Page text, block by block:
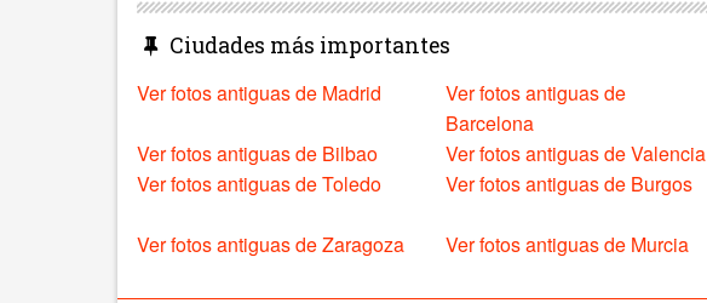
Ciudades más importantes
Ver fotos antiguas de Madrid
Ver fotos antiguas de
Barcelona
Ver fotos antiguas de Bilbao Ver fotos antiguas de Valencia
Ver fotos antiguas de Toledo
Ver fotos antiguas de Burgos
Ver fotos antiguas de Zaragoza
Ver fotos antiguas de Murcia